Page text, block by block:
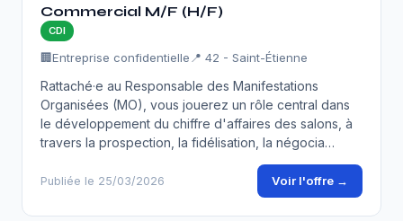
Commercial M/F (H/F)
CDI
🏢Entreprise confidentielle 📍 42 - Saint-Étienne
Rattaché·e au Responsable des Manifestations
Organisées (MO), vous jouerez un rôle central dans
le développement du chiffre d'affaires des salons, à
travers la prospection, la fidélisation, la négocia…
Publiée le 25/03/2026 Voir l'offre →